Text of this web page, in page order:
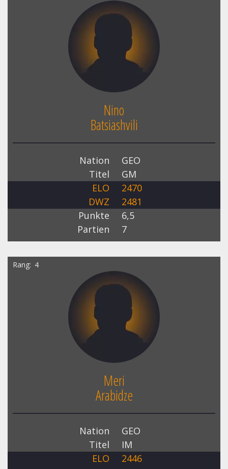
Nino
Batsiashvili
Nation
GEO
Titel
GM
ELO
2470
DWZ
2481
Punkte
6,5
Partien
7
Rang 4
Meri
Arabidze
Nation
GEO
Titel
IM
ELO
2446